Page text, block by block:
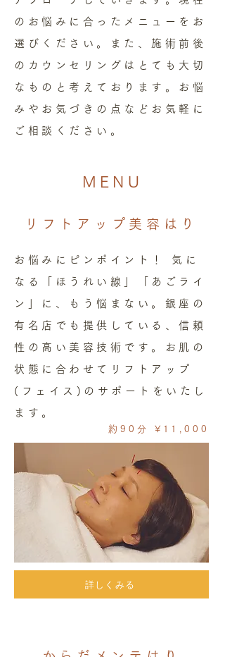
のお悩みに合ったメニューをお
選びください。また、施術前後
のカウンセリングはとても大切
なものと考えております。お悩
みやお気づきの点などお気軽に
ご相談ください。
MENU
リフトアップ美容はり
お悩みにピンポイント！ 気に
なる「ほうれい線」「あごライ
ン」に、もう悩まない。銀座の
有名店でも提供している、信頼
性の高い美容技術です。お肌の
状態に合わせてリフトアップ
(フェイス)のサポートをいたし
ます。
約90分 ¥11,000
詳しくみる